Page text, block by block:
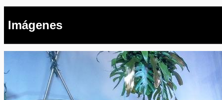
Imágenes